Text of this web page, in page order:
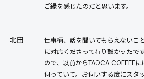
ご縁を感じたのだと思います。
北田
仕事柄、話を聞いてもらえないこ
に対応くださって有り難かったで
ので、以前からTAOCA COFFEE
伺っていて。お伺いする度にスタ